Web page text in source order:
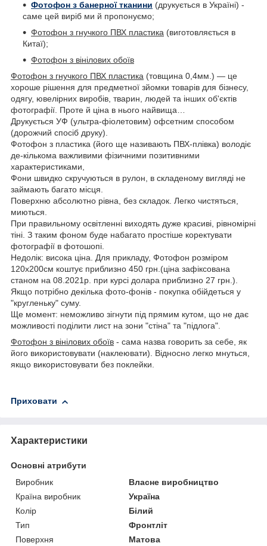
Фотофон з банерної тканини (друкується в Україні) -
саме цей виріб ми й пропонуємо;
Фотофон з гнучкого ПВХ пластика (виготовляється в
Китаї);
Фотофон з вінілових обоїв
Фотофон з гнучкого ПВХ пластика (товщина 0,4мм.) — це
хороше рішення для предметної зйомки товарів для бізнесу,
одягу, ювелірних виробів, тварин, людей та інших об'єктів
фотографії. Проте й ціна в нього найвища…
Друкується УФ (ультра-фіолетовим) офсетним способом
(дорожчий спосіб друку).
Фотофон з пластика (його ще називають ПВХ-плівка) володіє
де-кількома важливими фізичними позитивними
характеристиками,
Фони швидко скручуються в рулон, в складеному вигляді не
займають багато місця.
Поверхню абсолютно рівна, без складок. Легко чистяться,
миються.
При правильному освітленні виходять дуже красиві, рівномірні
тіні. З таким фоном буде набагато простіше коректувати
фотографії в фотошопі.
Недолік: висока ціна. Для прикладу, Фотофон розміром
120х200см коштує приблизно 450 грн.(ціна зафіксована
станом на 08.2021р. при курсі долара приблизно 27 грн.).
Якщо потрібно декілька фото-фонів - покупка обійдеться у
"кругленьку" суму.
Ще момент: неможливо зігнути під прямим кутом, що не дає
можливості поділити лист на зони "стіна" та "підлога".
Фотофон з вінілових обоїв - сама назва говорить за себе, як
його використовувати (наклеювати). Відносно легко мнуться,
якщо використовувати без поклейки.
Приховати
Характеристики
Основні атрибути
Виробник
Власне виробництво
Країна виробник
Україна
Колір
Білий
Тип
Фронтліт
Поверхня
Матова